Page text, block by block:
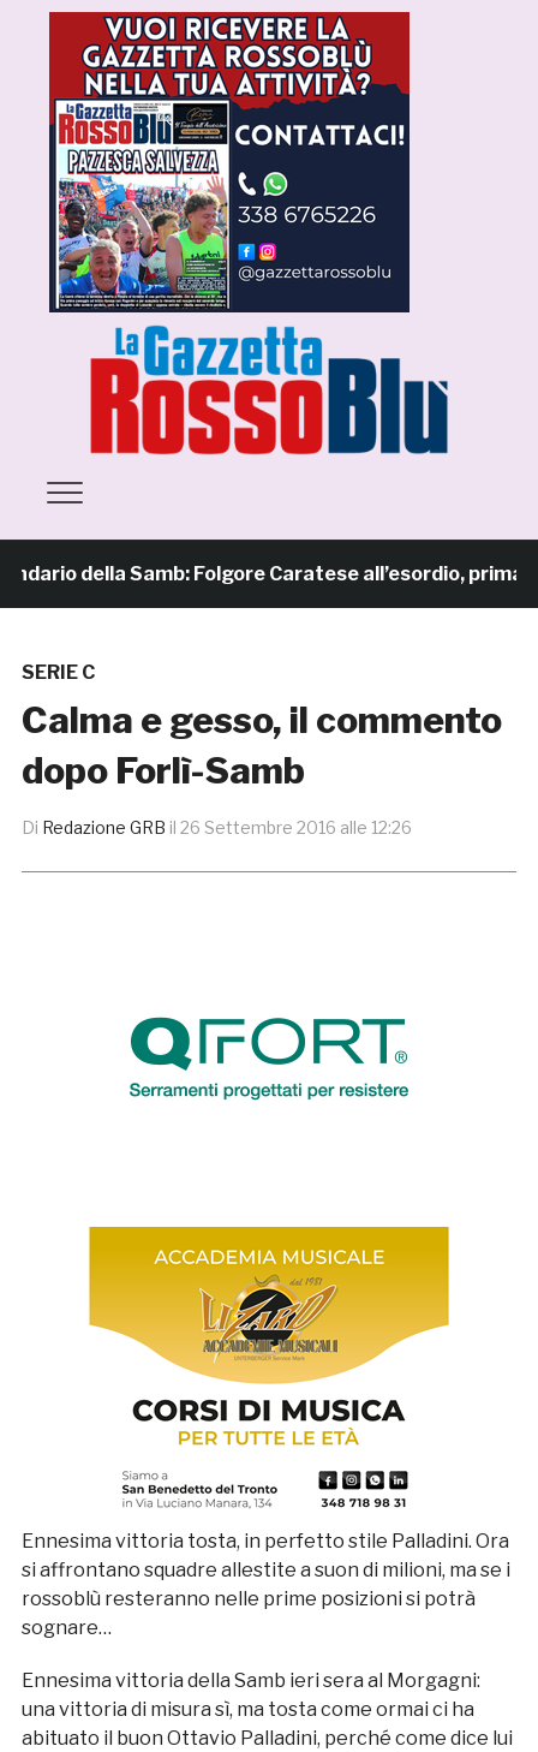
della Samb: Folgore Caratese all’esordio, prima
SERIE C
Calma e gesso, il commento
dopo Forlì-Samb
Di Redazione GRB il 26 Settembre 2016 alle 12:26
Ennesima vittoria tosta, in perfetto stile Palladini. Ora
si affrontano squadre allestite a suon di milioni, ma se i
rossoblù resteranno nelle prime posizioni si potrà
sognare…
Ennesima vittoria della Samb ieri sera al Morgagni:
una vittoria di misura sì, ma tosta come ormai ci ha
abituato il buon Ottavio Palladini, perché come dice lui